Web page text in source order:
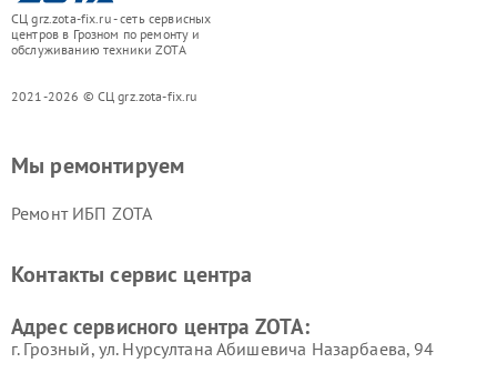
СЦ grz.zota-fix.ru - сеть сервисных
центров в Грозном по ремонту и
обслуживанию техники ZOTA
2021-2026 © СЦ grz.zota-fix.ru
Мы ремонтируем
Ремонт ИБП ZOTA
Контакты сервис центра
Адрес сервисного центра ZOTA:
г. Грозный, ул. Нурсултана Абишевича Назарбаева, 94